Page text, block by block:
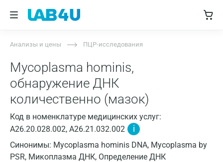
Анализы и цены ПЦР-исследования
Mycoplasma hominis,
обнаружение ДНК
количественно (мазок)
Код в номенклатуре медицинских услуг:
A26.20.028.002, A26.21.032.002
i
Синонимы: Mycoplasma hominis DNA, Mycoplasma by
PSR, Микоплазма ДНК, Определение ДНК